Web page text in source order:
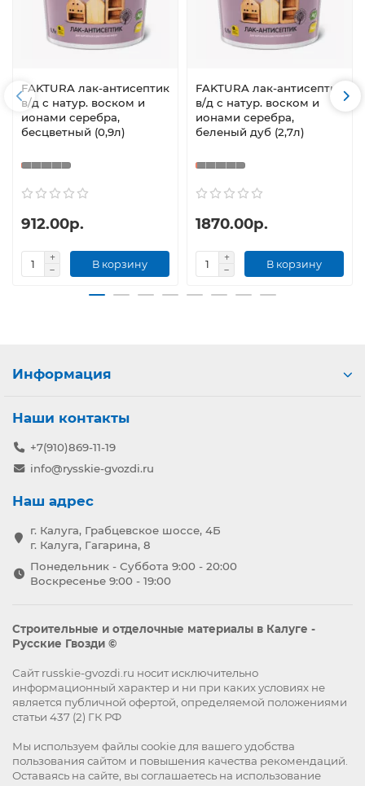
FAKTURA лак-антисептик
в/д с натур. воском и
ионами серебра,
бесцветный (0,9л)
912.00р.
В корзину
FAKTURA лак-антисептик
в/д с натур. воском и
ионами серебра,
беленый дуб (2,7л)
1870.00р.
В корзину
Информация
Наши контакты
+7(910)869-11-19
info@rysskie-gvozdi.ru
Наш адрес
г. Калуга, Грабцевское шоссе, 4Б
г. Калуга, Гагарина, 8
Понедельник - Суббота 9:00 - 20:00
Воскресенье 9:00 - 19:00
Строительные и отделочные материалы в Калуге -
Русские Гвозди ©
Сайт russkie-gvozdi.ru носит исключительно
информационный характер и ни при каких условиях не
является публичной офертой, определяемой положениями
статьи 437 (2) ГК РФ
Мы используем файлы cookie для вашего удобства
пользования сайтом и повышения качества рекомендаций.
Оставаясь на сайте, вы соглашаетесь на использование